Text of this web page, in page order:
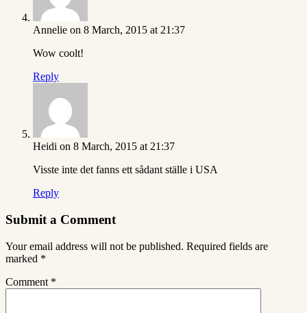
Annelie on 8 March, 2015 at 21:37
Wow coolt!
Reply
Heidi on 8 March, 2015 at 21:37
Visste inte det fanns ett sådant ställe i USA
Reply
Submit a Comment
Your email address will not be published. Required fields are
marked *
Comment *